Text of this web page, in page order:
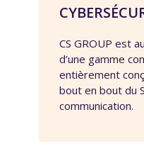
CS GROUP est
d’une gamme
entièrement
bout en bout du
communication.